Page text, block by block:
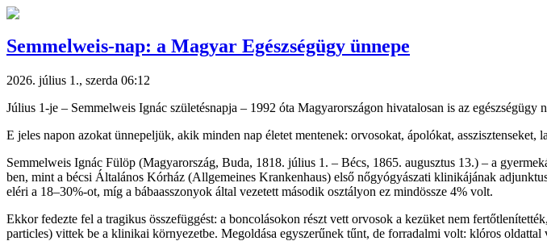
Semmelweis-nap: a Magyar Egészségügy ünnepe
2026. július 1., szerda 06:12
Július 1-je – Semmelweis Ignác születésnapja – 1992 óta Magyarországon hivatalosan is az egészségügy
E jeles napon azokat ünnepeljük, akik minden nap életet mentenek: orvosokat, ápolókat,
Semmelweis Ignác Fülöp (Magyarország, Buda, 1818. július 1. – Bécs, 1865. augusztus 13.) – a
ben, mint a bécsi Általános Kórház (Allgemeines Krankenhaus) első nőgyógyászati klinikájának
eléri a 18–30%-ot, míg a bábaasszonyok által vezetett második osztályon ez mindössze 4% volt.
Ekkor fedezte fel a tragikus összefüggést: a boncolásokon részt vett orvosok a kezüket nem
particles) vittek be a klinikai környezetbe. Megoldása egyszerűnek tűnt, de forradalmi volt: klóros